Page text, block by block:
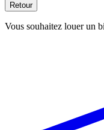
Retour
Vous souhaitez louer un